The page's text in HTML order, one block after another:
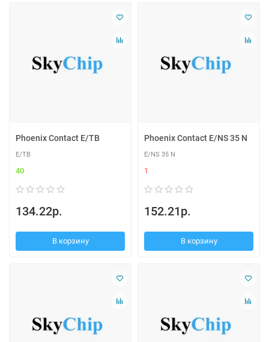
Phoenix Contact E/TB
E/TB
40
134.22р.
В корзину
Phoenix Contact E/NS 35 N
E/NS 35 N
1
152.21р.
В корзину